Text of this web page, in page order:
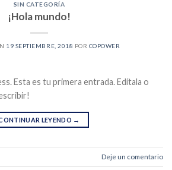
SIN CATEGORÍA
¡Hola mundo!
19 SEPTIEMBRE, 2018 POR COPOWER
Esta es tu primera entrada. Edítala o
LEYENDO →
Deje un comentario